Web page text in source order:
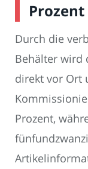
Prozent
Durch die
Behälter wird
direkt vor Ort
Prozent,